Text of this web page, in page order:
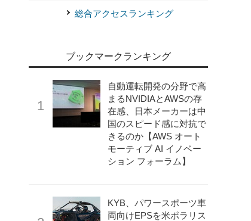
総合アクセスランキング
ブックマークランキング
自動運転開発の分野で高
まるNVIDIAとAWSの存
在感、日本メーカーは中
国のスピード感に対抗で
きるのか【AWS オート
モーティブ AI イノベー
ション フォーラム】
KYB、パワースポーツ車
両向けEPSを米ポラリス